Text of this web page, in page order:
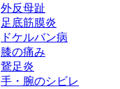
外反母趾
足底筋膜炎
ドケルバン病
膝の痛み
鵞足炎
手・腕のシビレ